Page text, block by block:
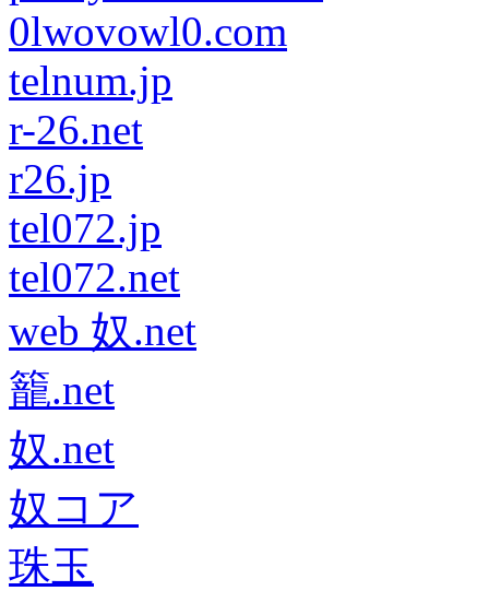
0lwovowl0.com
telnum.jp
r-26.net
r26.jp
tel072.jp
tel072.net
web 奴.net
籠.net
奴.net
奴コア
珠玉